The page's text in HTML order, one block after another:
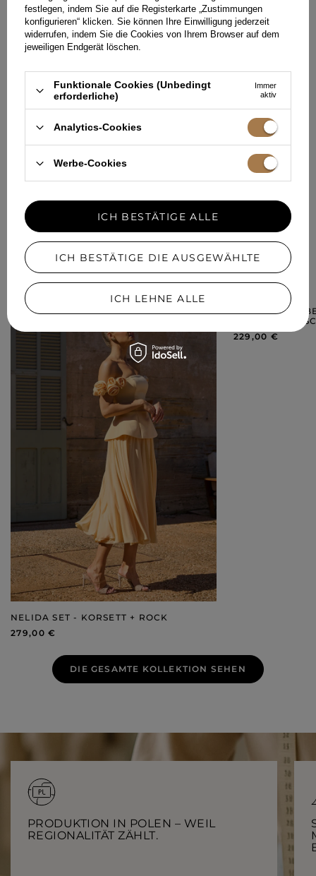
HINTERLASSEN SIE IHR FEEDBACK
TEILEN SIE IHRE MEINUNG
Jede Meinung hilft anderen Kundinnen bei der Auswahl.
Wenn Sie dieses Modell getragen haben, teilen Sie bitte Ihre
IHRE MEINUNG HINZUFÜGEN
Für Ihre Bewertung erhalten Sie15 Pkt.
IN EINER ÄHNLICHEN FARBE
NELIDA SET - KORSETT + ROCK
279,00 €
SHERRY –
DRAPIERTEM
229,00 €
DIE GESAMTE KOLLEKTION SEHEN
PRODUKTION IN POLEN – WEIL
REGIONALITÄT ZÄHLT.
festlegen, indem Sie auf die Registerkarte „Zustimmungen
konfigurieren“ klicken. Sie können Ihre Einwilligung jederzeit
widerrufen, indem Sie die Cookies von Ihrem Browser auf dem
jeweiligen Endgerät löschen.
Funktionale Cookies (Unbedingt
erforderliche)
Immer
aktiv
Analytics-Cookies
Werbe-Cookies
ICH BESTÄTIGE DIE AUSGEWÄHLTE
ICH LEHNE ALLE
ICH BESTÄTIGE ALLE